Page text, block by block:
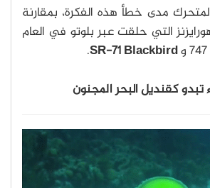
مدى خطأ هذه الفكرة، بمقارنة
التي حلقت عبر بلوتو في العام
SR-71 Blackbird
.